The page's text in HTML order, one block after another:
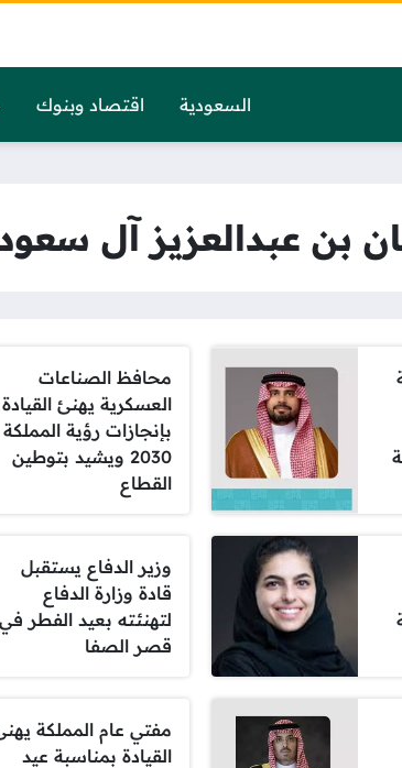
السعودية اقتصاد وبنوك
بن عبدالعزيز آل
محافظ الصناعات
العسكرية يهنئ القيادة
بإنجازات رؤية المملكة
2030 ويشيد بتوطين
القطاع
وزير الدفاع يستقبل
قادة وزارة الدفاع
لتهنئته بعيد الفطر في
قصر الصفا
مفتي عام المملكة
القيادة بمناسبة عيد